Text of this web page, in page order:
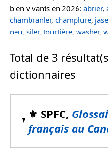
bien vivants en 2026: abrier,
chambranler, champlure,
neu, siler, tourtière, washer,
Total de 3
dictionnaires
⚜️ SPFC,
français au